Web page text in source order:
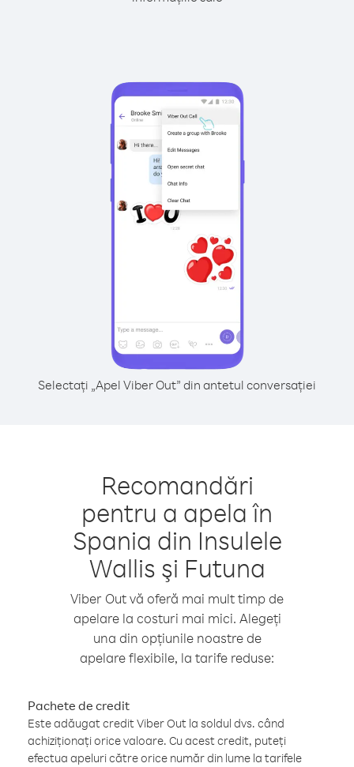
Selectați „Apel Viber Out” din antetul conversației
Recomandări
pentru a apela în
Spania din Insulele
Wallis şi Futuna
Viber Out vă oferă mai mult timp de
apelare la costuri mai mici. Alegeți
una din opțiunile noastre de
apelare flexibile, la tarife reduse:
Pachete de credit
Este adăugat credit Viber Out la soldul dvs. când
achiziționați orice valoare. Cu acest credit, puteți
efectua apeluri către orice număr din lume la tarifele